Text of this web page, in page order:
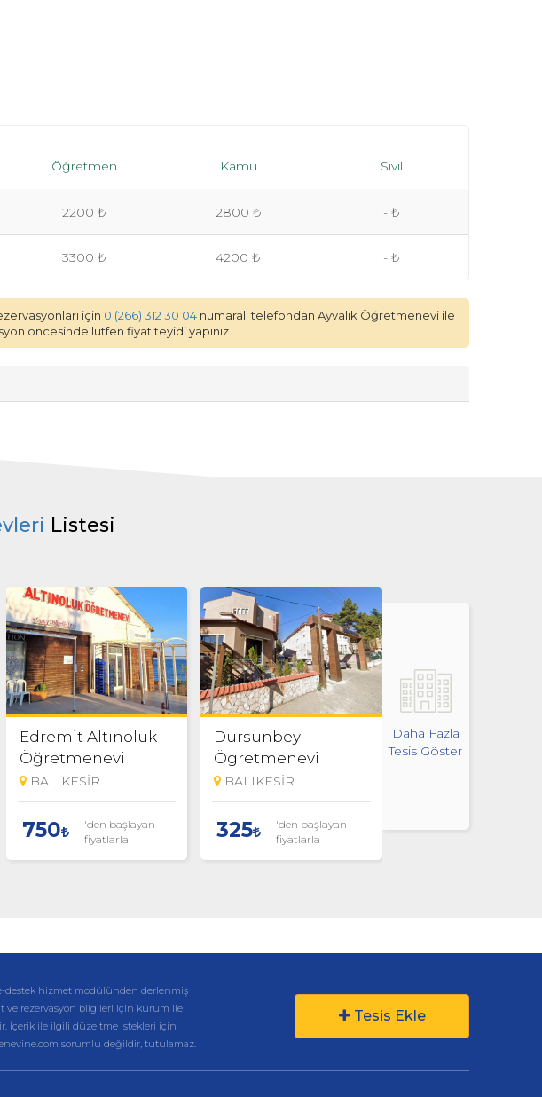
Öğretmen Kamu Sivil
2200 ₺ 2800 ₺ - ₺
3300 ₺ 4200 ₺ - ₺
için 0 (266) 312 30 04 numaralı telefondan Ayvalık Öğretmenevi ile
öncesinde lütfen fiyat teyidi yapınız.
Listesi
Edremit Altınoluk
Öğretmenevi
BALIKESİR
750
'den başlayan
fiyatlarla
Dursunbey
Ögretmenevi
BALIKESİR
325
'den başlayan
fiyatlarla
Bandırma
Öğretmenevi
425
Daha Fazla
Tesis Göster
destek hizmet modülünden derlenmiş
ve rezervasyon bilgileri için kurum ile
İçerik ile ilgili düzeltme istekleri için
sorumlu değildir, tutulamaz.
Tesis Ekle